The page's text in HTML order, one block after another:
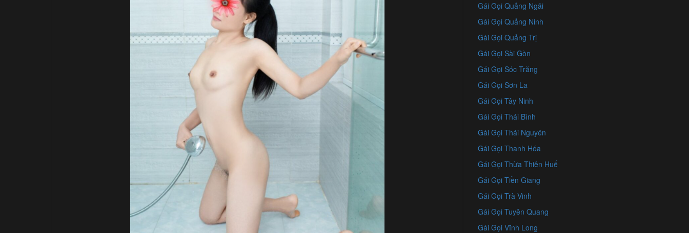
Gái Gọi Quảng Ngãi
Gái Gọi Quảng Ninh
Gái Gọi Quảng Trị
Gái Gọi Sài Gòn
Gái Gọi Sóc Trăng
Gái Gọi Sơn La
Gái Gọi Tây Ninh
Gái Gọi Thái Bình
Gái Gọi Thái Nguyên
Gái Gọi Thanh Hóa
Gái Gọi Thừa Thiên Huế
Gái Gọi Tiền Giang
Gái Gọi Trà Vinh
Gái Gọi Tuyên Quang
Gái Gọi Vĩnh Long